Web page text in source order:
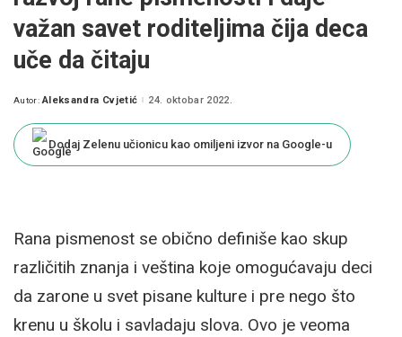
važan savet roditeljima čija deca
uče da čitaju
Posted
Autor: Aleksandra Cvjetić 24. oktobar 2022.
Dodaj Zelenu učionicu kao omiljeni izvor na Google-u
Rana pismenost se obično definiše kao skup
različitih znanja i veština koje omogućavaju deci
da zarone u svet pisane kulture i pre nego što
krenu u školu i savladaju slova. Ovo je veoma